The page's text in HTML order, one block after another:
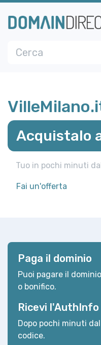
Acquistalo
Tuo in pochi minuti
Fai un'offerta
Paga il dominio
Puoi pagare il
o bonifico.
Ricevi l'AuthInfo
Dopo pochi minuti
codice.